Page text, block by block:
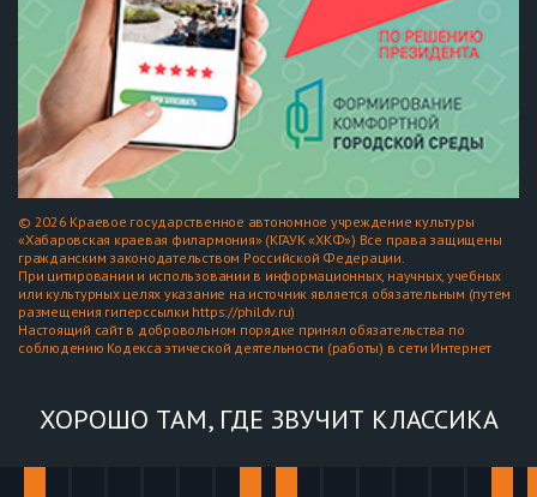
© 2026 Краевое государственное автономное учреждение культуры
«Хабаровская краевая филармония» (КГАУК «ХКФ») Все права защищены
гражданским законодательством Российской Федерации.
При цитировании и использовании в информационных, научных, учебных
или культурных целях указание на источник является обязательным (путем
размещения гиперссылки https://phildv.ru)
Настоящий сайт в добровольном порядке принял обязательства по
соблюдению Кодекса этической деятельности (работы) в сети Интернет
ХОРОШО ТАМ, ГДЕ ЗВУЧИТ КЛАССИКА